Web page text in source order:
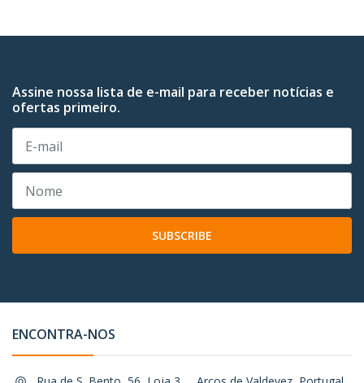
Assine nossa lista de e-mail para receber notícias e
ofertas primeiro.
SUBSCRIBE
ENCONTRA-NOS